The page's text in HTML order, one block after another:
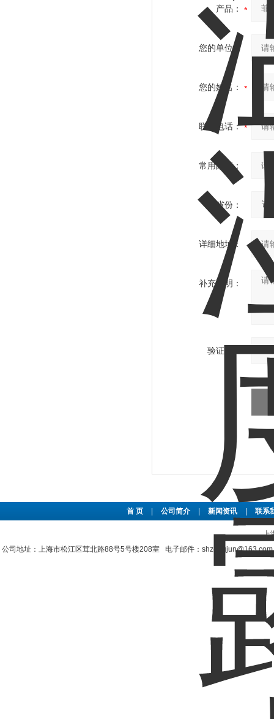
产品：
您的单位：
您的姓名：
联系电话：
常用邮箱：
省份：
详细地址：
补充说明：
验证码：
首 页 公司简介 新闻资讯 联系
上
公司地址：上海市松江区茸北路88号5号楼208室 电子邮件：